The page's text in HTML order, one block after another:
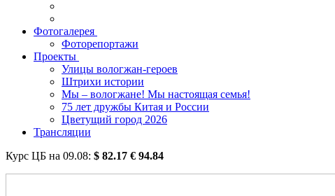
Фотогалерея
Фоторепортажи
Проекты
Улицы вологжан-героев
Штрихи истории
Мы – вологжане! Мы настоящая семья!
75 лет дружбы Китая и России
Цветущий город 2026
Трансляции
Курс ЦБ на 09.08: $ 82.17 € 94.84